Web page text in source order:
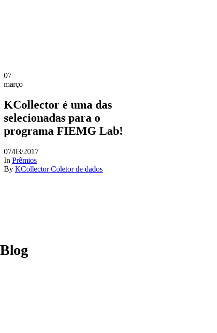
Blog
07
março
KCollector é uma das
selecionadas para o
programa FIEMG Lab!
07/03/2017
In Prêmios
By KCollector Coletor de dados